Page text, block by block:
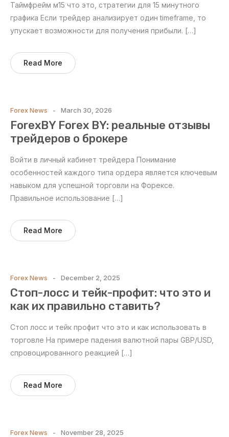
Таймфрейм м15 что это, стратегии для 15 минутного
графика Если трейдер анализирует один timeframe, то
упускает возможности для получения прибыли. […]
Read More
Forex News March 30, 2026
ForexBY Forex BY: реальные отзывы
трейдеров о брокере
Войти в личный кабинет трейдера Понимание
особенностей каждого типа ордера является ключевым
навыком для успешной торговли на Форексе.
Правильное использование […]
Read More
Forex News December 2, 2025
Стоп-лосс и тейк-профит: что это и
как их правильно ставить?
Стоп лосс и тейк профит что это и как использовать в
торговле На примере падения валютной пары GBP/USD,
спровоцированного реакцией […]
Read More
Forex News November 28, 2025